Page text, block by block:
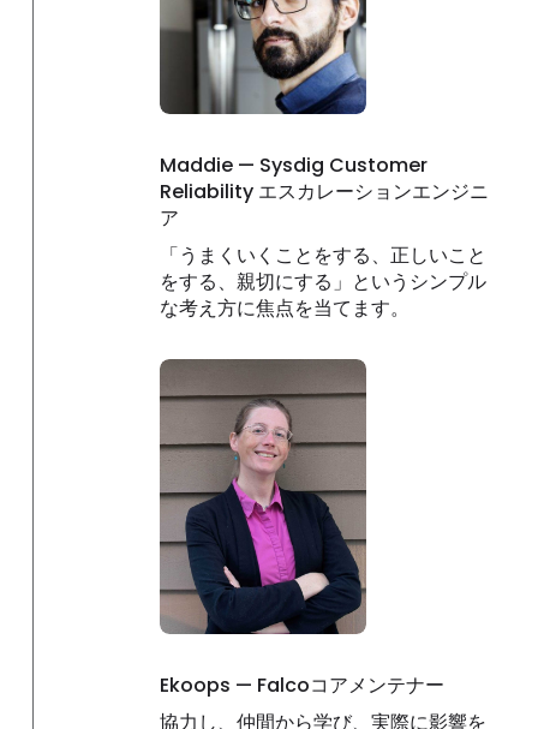
Maddie — Sysdig Customer
Reliability エスカレーションエンジニ
ア
「うまくいくことをする、正しいこと
をする、親切にする」というシンプル
な考え方に焦点を当てます。
Ekoops — Falcoコアメンテナー
協力し、仲間から学び、実際に影響を